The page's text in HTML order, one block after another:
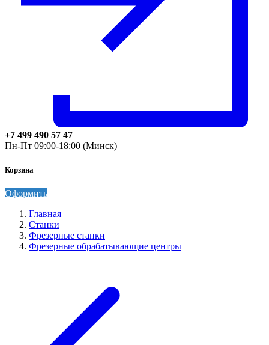
+7 499 490 57 47
Пн-Пт 09:00-18:00 (Минск)
Корзина
Оформить
Главная
Станки
Фрезерные станки
Фрезерные обрабатывающие центры